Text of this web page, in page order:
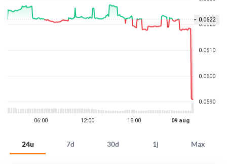
24u 7d 30d 1j Max